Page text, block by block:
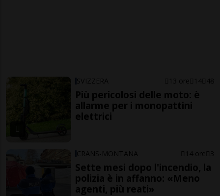
SVIZZERA 13 ore 14 48
Più pericolosi delle moto: è
allarme per i monopattini
elettrici
CRANS-MONTANA 14 ore 3
Sette mesi dopo l'incendio, la
polizia è in affanno: «Meno
agenti, più reati»